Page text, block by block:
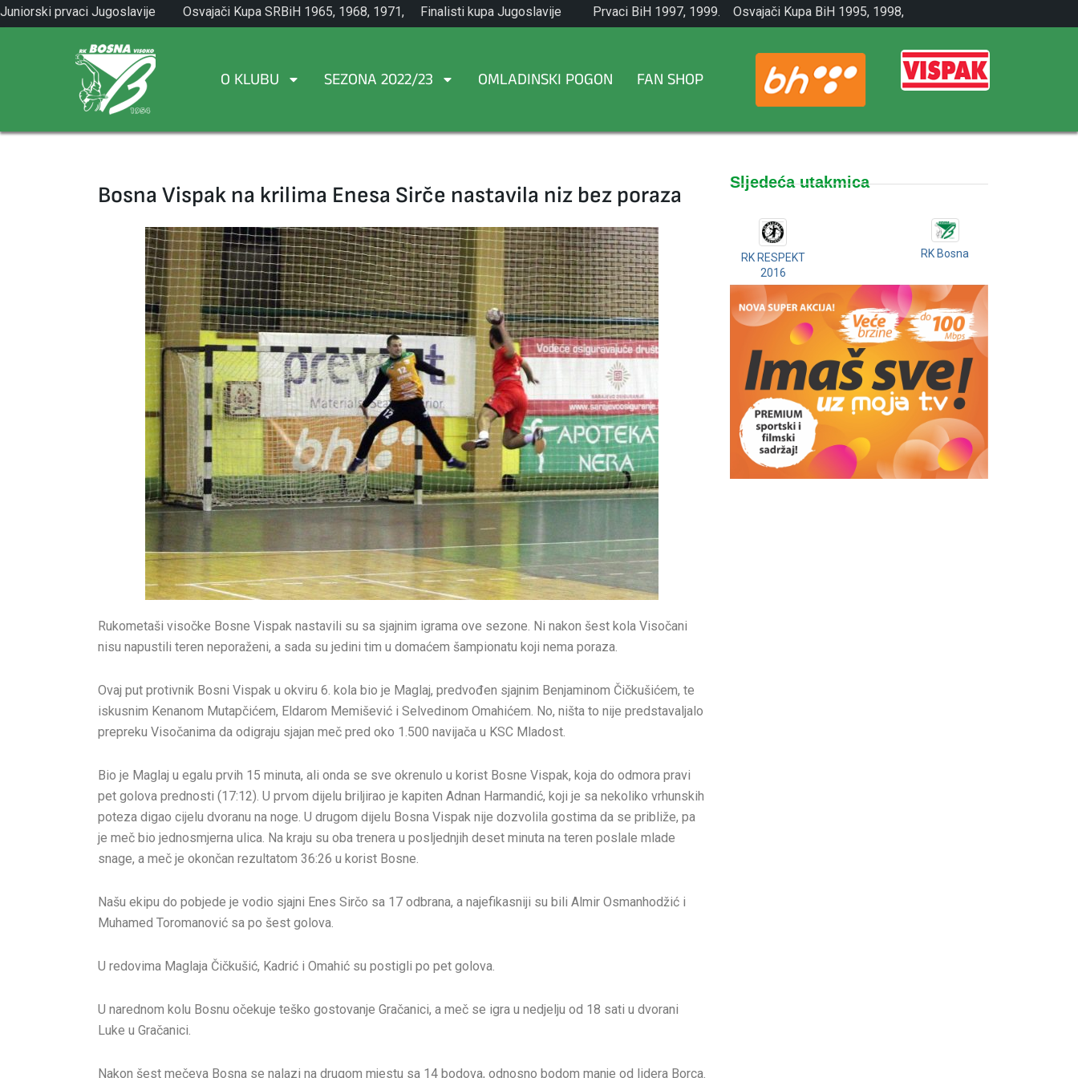
Skip
to
Juniorski prvaci Jugoslavije
1971.
Osvajači Kupa SRBiH 1965, 1968, 1971,
1982.
Finalisti kupa Jugoslavije
1965.
Prvaci BiH 1997, 1999.
Osvajači Kupa BiH 1995, 1998,
2001.
O KLUBU SEZONA 2022/23 OMLADINSKI POGON FAN SHOP
Bosna Vispak na krilima Enesa Sirče nastavila niz bez poraza
Rukometaši visočke Bosne Vispak nastavili su sa sjajnim igrama ove sezone. Ni nakon šest kola Visočani
nisu napustili teren neporaženi, a sada su jedini tim u domaćem šampionatu koji nema poraza.
Ovaj put protivnik Bosni Vispak u okviru 6. kola bio je Maglaj, predvođen sjajnim Benjaminom Čičkušićem, te
iskusnim Kenanom Mutapčićem, Eldarom Memišević i Selvedinom Omahićem. No, ništa to nije predstavaljalo
prepreku Visočanima da odigraju sjajan meč pred oko 1.500 navijača u KSC Mladost.
Bio je Maglaj u egalu prvih 15 minuta, ali onda se sve okrenulo u korist Bosne Vispak, koja do odmora pravi
pet golova prednosti (17:12). U prvom dijelu briljirao je kapiten Adnan Harmandić, koji je sa nekoliko vrhunskih
poteza digao cijelu dvoranu na noge. U drugom dijelu Bosna Vispak nije dozvolila gostima da se približe, pa
je meč bio jednosmjerna ulica. Na kraju su oba trenera u posljednjih deset minuta na teren poslale mlade
snage, a meč je okončan rezultatom 36:26 u korist Bosne.
Našu ekipu do pobjede je vodio sjajni Enes Sirčo sa 17 odbrana, a najefikasniji su bili Almir Osmanhodžić i
Muhamed Toromanović sa po šest golova.
U redovima Maglaja Čičkušić, Kadrić i Omahić su postigli po pet golova.
U narednom kolu Bosnu očekuje teško gostovanje Gračanici, a meč se igra u nedjelju od 18 sati u dvorani
Luke u Gračanici.
Nakon šest mečeva Bosna se nalazi na drugom mjestu sa 14 bodova, odnosno bodom manje od lidera Borca.
Sljedeća utakmica
RK RESPEKT
2016
RK Bosna